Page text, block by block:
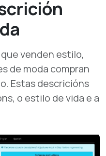
venden estilo,
de moda compran
Estas descricións
o estilo de vida e a